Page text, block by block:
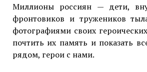
Миллионы россиян — дети,
фронтовиков и тружеников
фотографиями своих
почтить их память и показать
рядом, герои с нами.